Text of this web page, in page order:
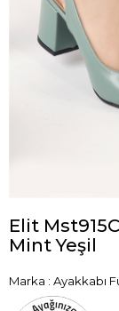
Elit
Mint Yeşil
Marka : Ayakkabı